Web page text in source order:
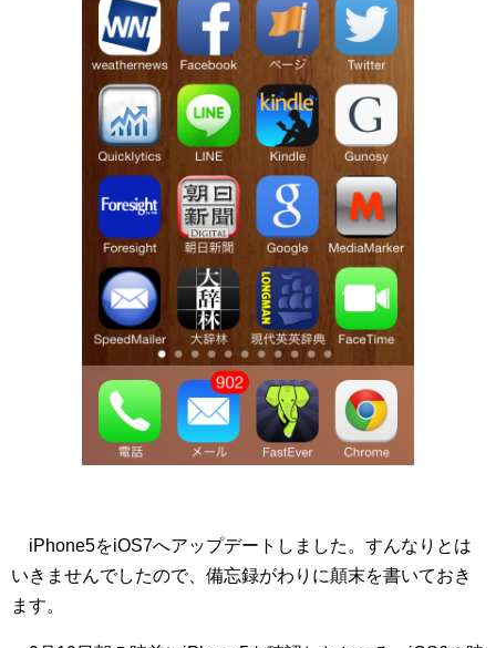
iPhone5をiOS7へアップデートしました。すんなりとは
いきませんでしたので、備忘録がわりに顛末を書いておき
ます。